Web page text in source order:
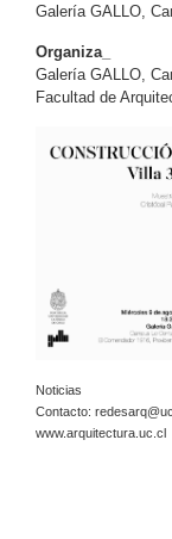
Galería GALLO,
Organiza_
Galería GALLO,
Facultad de
Noticias
Contacto:
www.arquitectura.uc.cl